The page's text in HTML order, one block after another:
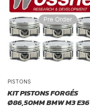
Pre Order
PISTONS
KIT PISTONS FORGÉS
Ø86,50MM BMW M3 E36